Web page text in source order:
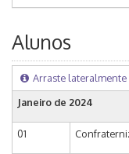
Alunos
Arraste
Janeiro de 2024
01